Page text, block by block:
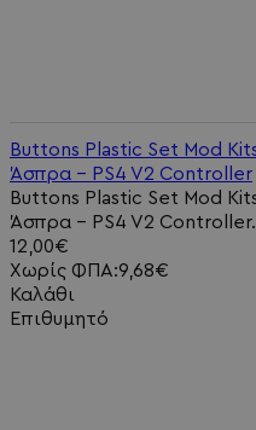
Buttons Plastic Set Mod
Άσπρα - PS4 V2 Controller
Buttons Plastic Set Mod
Άσπρα - PS4 V2
12,00€
Χωρίς ΦΠΑ:9,68€
Καλάθι
Επιθυμητό